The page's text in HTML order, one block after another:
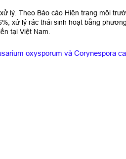
lý. Theo Báo cáo Hiện trạng môi
xử lý rác thải sinh hoạt bằng
tại Việt Nam.
oxysporum và Corynespora